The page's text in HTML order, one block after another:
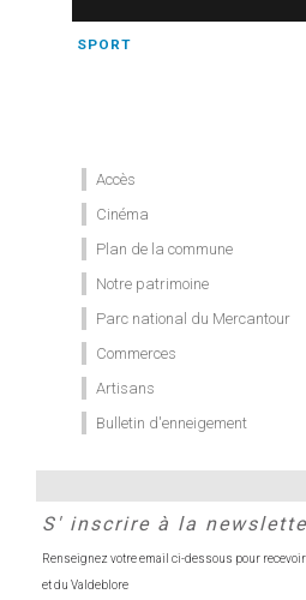
SPORT
Accès
Cinéma
Plan de la commune
Notre patrimoine
Parc national du Mercantour
Commerces
Artisans
Bulletin d'enneigement
S' inscrire à la
Renseignez votre email ci-dessous pour
et du Valdeblore